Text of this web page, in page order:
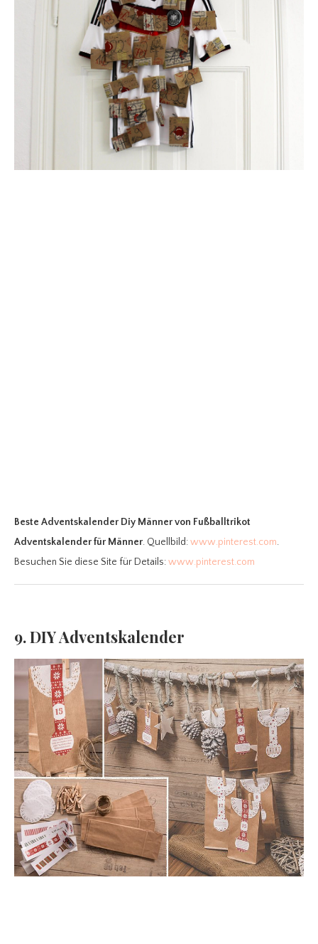
Beste Adventskalender Diy Männervon Fußballtrikot
Adventskalender für Männer. Quellbild:www.pinterest.com.
Besuchen Sie diese Site für Details:www.pinterest.com
9. DIY Adventskalender